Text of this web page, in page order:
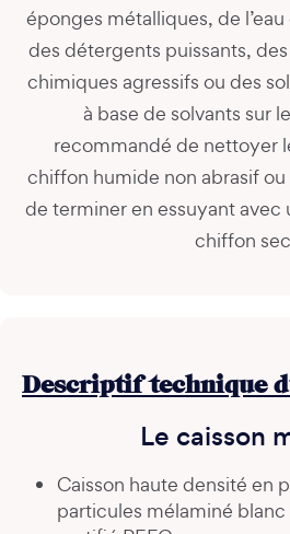
éponges métalliques, de
des détergents puissants,
chimiques agressifs ou des
à base de solvants sur
recommandé de nettoyer
chiffon humide non abrasif
de terminer en essuyant
chiffon
Descriptif technique
Le caisson
Caisson haute densité en
particules mélaminé blanc